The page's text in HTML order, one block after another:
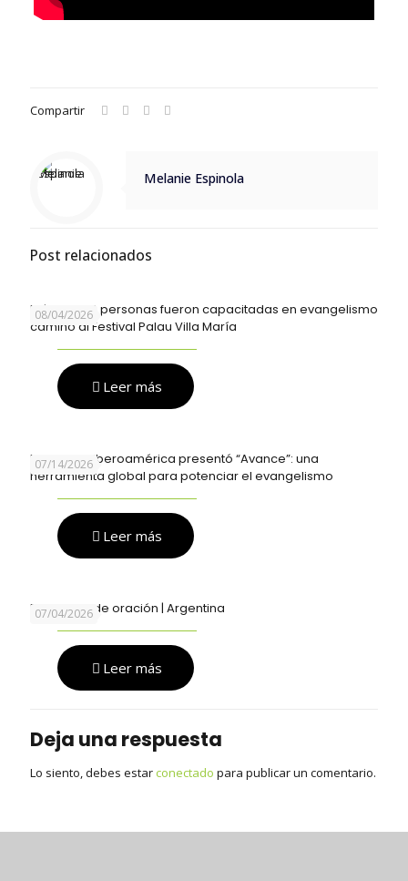
Compartir
Melanie Espinola
Post relacionados
08/04/2026
Más de 700 personas fueron capacitadas en evangelismo
camino al Festival Palau Villa María
Leer más
07/14/2026
NGE Palau Iberoamérica presentó “Avance”: una
herramienta global para potenciar el evangelismo
Leer más
07/04/2026
Encuentro de oración | Argentina
Leer más
Deja una respuesta
Lo siento, debes estar conectado para publicar un comentario.